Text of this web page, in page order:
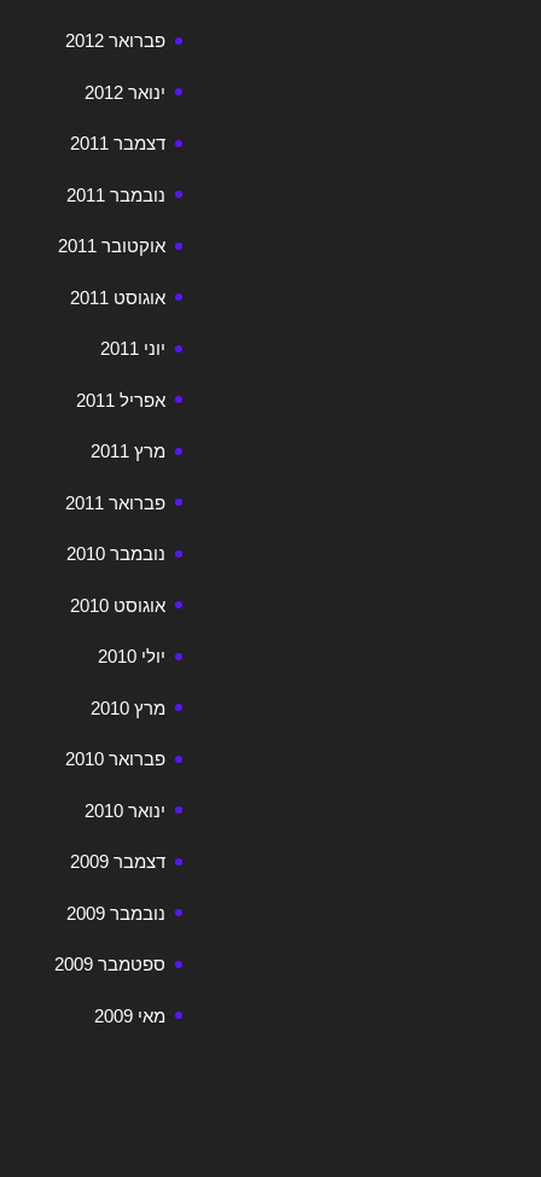
פברואר 2012
ינואר 2012
דצמבר 2011
נובמבר 2011
אוקטובר 2011
אוגוסט 2011
יוני 2011
אפריל 2011
מרץ 2011
פברואר 2011
נובמבר 2010
אוגוסט 2010
יולי 2010
מרץ 2010
פברואר 2010
ינואר 2010
דצמבר 2009
נובמבר 2009
ספטמבר 2009
מאי 2009